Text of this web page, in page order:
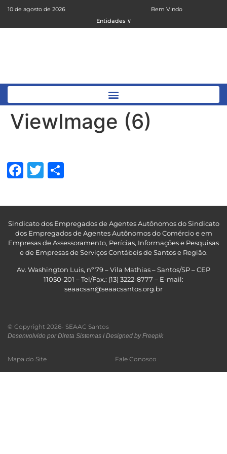
10 de agosto de 2026
Bem Vindo
Entidades ∨
ViewImage (6)
Facebook
Twitter
Sindicato dos Empregados de Agentes Autônomos do Sindicato
dos Empregados de Agentes Autônomos do Comércio e em
Empresas de Assessoramento, Perícias, Informações e Pesquisas
e de Empresas de Serviços Contábeis de Santos e Região.
Av. Washington Luis, nº 79 – Vila Mathias – Santos/SP – CEP
11050-201 – Tel/Fax.: (13) 3222-8777 – E-mail:
seaacsan@seaacsantos.org.br
© Copyright 2026- SEAAC Santos
Desenvolvido por Direta Sistemas I Designed by Freepik
Mapa do Site Fale Conosco